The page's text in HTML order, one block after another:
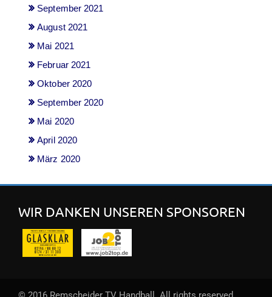
September 2021
August 2021
Mai 2021
Februar 2021
Oktober 2020
September 2020
Mai 2020
April 2020
März 2020
WIR DANKEN UNSEREN SPONSOREN